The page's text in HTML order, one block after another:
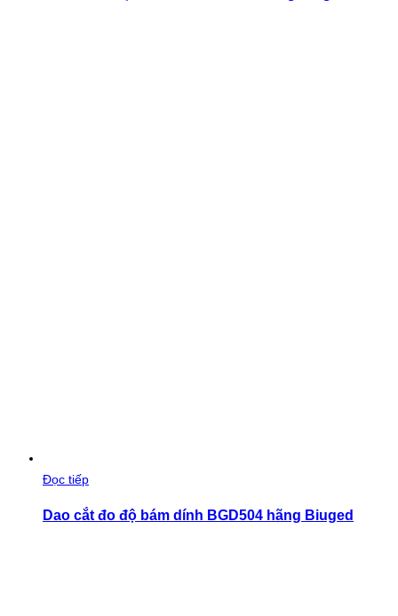
Đọc tiếp
Dao cắt đo độ bám dính BGD504 hãng Biuged